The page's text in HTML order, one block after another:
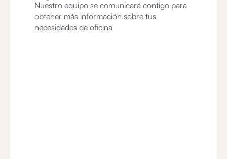
Nuestro equipo se comunicará contigo para
obtener más información sobre tus
necesidades de oficina